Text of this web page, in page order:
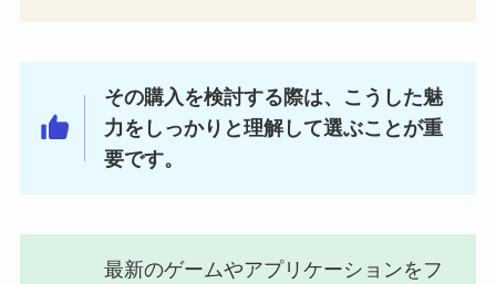
その購入を検討する際は、こうした魅
力をしっかりと理解して選ぶことが重
要です。
最新のゲームやアプリケーションをフ